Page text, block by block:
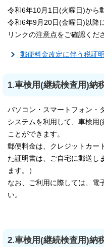
令和6年10月1日(火曜日)から
令和6年9月20日(金曜日)以降
リンクの注意点をご確認くだ
郵便料金改定に伴う税証
1.車検用(継続検査用)納
パソコン・スマートフォン・
システムを利用して、車検用
ことができます。
郵便料金は、クレジットカー
た証明書は、ご自宅に郵送し
ます。）
なお、ご利用に際しては、電
い。
2.車検用(継続検査用)納